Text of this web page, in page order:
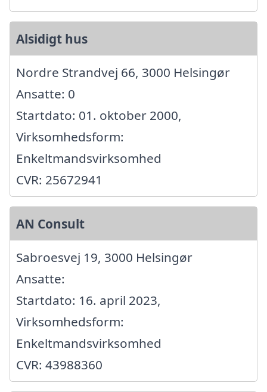
Alsidigt hus
Nordre Strandvej 66, 3000 Helsingør
Ansatte: 0
Startdato: 01. oktober 2000,
Virksomhedsform:
Enkeltmandsvirksomhed
CVR: 25672941
AN Consult
Sabroesvej 19, 3000 Helsingør
Ansatte:
Startdato: 16. april 2023,
Virksomhedsform:
Enkeltmandsvirksomhed
CVR: 43988360